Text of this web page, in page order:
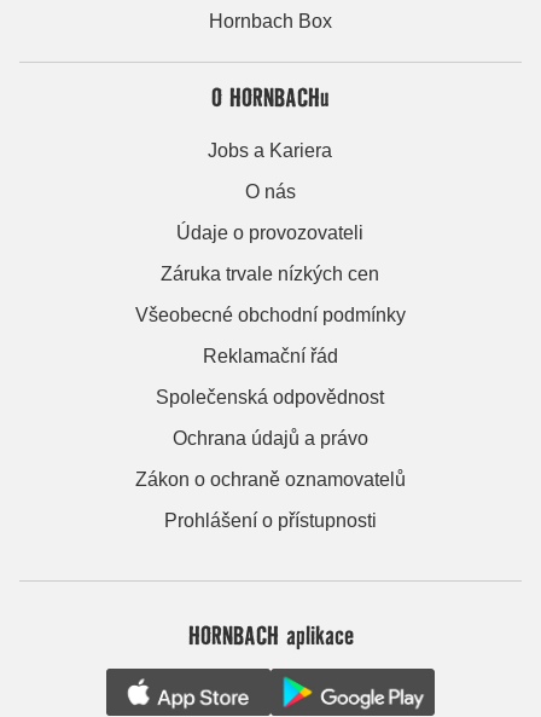
Hornbach Box
O HORNBACHu
Jobs a Kariera
O nás
Údaje o provozovateli
Záruka trvale nízkých cen
Všeobecné obchodní podmínky
Reklamační řád
Společenská odpovědnost
Ochrana údajů a právo
Zákon o ochraně oznamovatelů
Prohlášení o přístupnosti
HORNBACH aplikace